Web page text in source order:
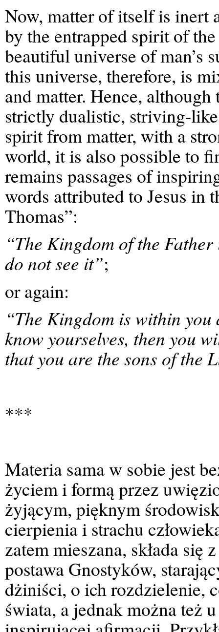
Now, matter of itself is inert
by the entrapped spirit of
beautiful universe of man’s
this universe, therefore, is
and matter. Hence,
strictly dualistic, striving-
spirit from matter, with a
world, it is also possible to
remains passages of
words attributed to Jesus in
Thomas”:
“The Kingdom of the
do not see it”;
or again:
“The Kingdom is within
knowyourselves, then you
that you are the sons of the
***
Materia sama w sobie jest
życiem i formą przez
żyjącym, pięknym
cierpienia i strachu
zatem mieszana, składa się
postawa Gnostyków,
dżiniści, o ich rozdzielenie,
świata, a jednak można też